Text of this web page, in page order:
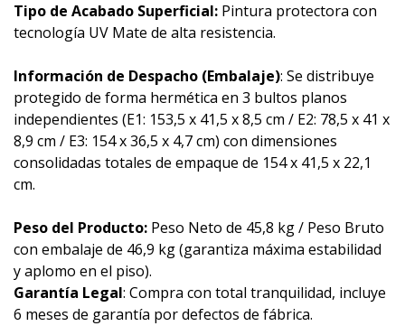
Tipo de Acabado Superficial: Pintura protectora con
tecnología UV Mate de alta resistencia.
Información de Despacho (Embalaje): Se distribuye
protegido de forma hermética en 3 bultos planos
independientes (E1: 153,5 x 41,5 x 8,5 cm / E2: 78,5 x 41 x
8,9 cm / E3: 154 x 36,5 x 4,7 cm) con dimensiones
consolidadas totales de empaque de 154 x 41,5 x 22,1
cm.
Peso del Producto: Peso Neto de 45,8 kg / Peso Bruto
con embalaje de 46,9 kg (garantiza máxima estabilidad
y aplomo en el piso).
Garantía Legal: Compra con total tranquilidad, incluye
6 meses de garantía por defectos de fábrica.